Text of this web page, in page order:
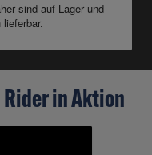
sind auf Lager und
in Aktion